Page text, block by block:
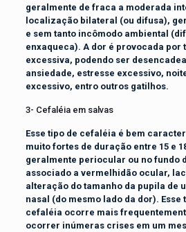
geralmente de fraca a moderada
localização bilateral (ou difusa),
e sem tanto incômodo ambiental
enxaqueca). A dor é provocada por
excessiva, podendo ser
ansiedade, estresse excessivo,
excessivo, entro outros gatilhos.
3- Cefaléia em salvas
Esse tipo de cefaléia é bem
muito fortes de duração entre 15 e
geralmente periocular ou no fundo
associado a vermelhidão ocular,
alteração do tamanho da pupila de
nasal (do mesmo lado da dor). Esse
cefaléia ocorre mais
ocorrer inúmeras crises em um